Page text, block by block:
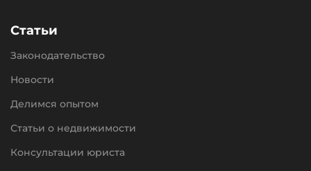
Статьи
Законодательство
Новости
Делимся опытом
Статьи о недвижимости
Консультации юриста